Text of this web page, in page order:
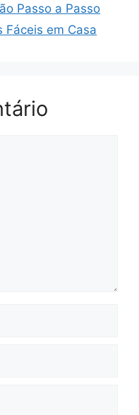
Passo a Passo
Fáceis em Casa